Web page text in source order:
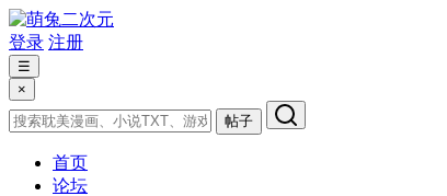
登录 注册
☰
×
帖子
首页
论坛